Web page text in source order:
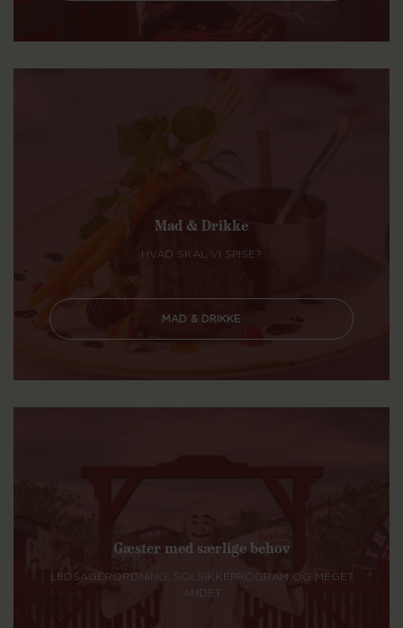
Mad & Drikke
HVAD SKAL VI SPISE?
MAD & DRIKKE
Gæster med særlige behov
LEDSAGERORDNING, SOLSIKKEPROGRAM OG MEGET
ANDET